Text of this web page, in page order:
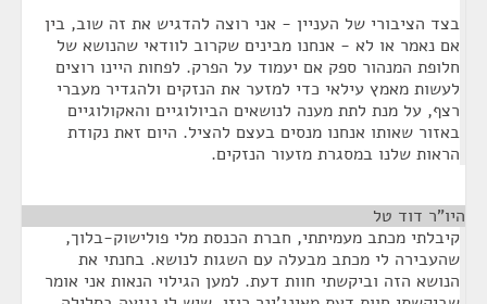
בצד הציבורי של העניין - אני רוצה להדגיש את זה שוב, בין
אם נאמר או לא - אנחנו מבינים שקרוב לוודאי שהנושא של
חלופת המנהור ספק אם יעמוד על הפרק. לפחות היינו רוצים
לעשות מאמץ עילאי כדי למזער את הנזקים ולהגדיר מעברי
רצף, על מנת לתת מענה לנושאים הביולוגיים והאקולוגיים
באזור שאותו אנחנו מנסים בעצם להציל. היום זאת נקודת
הראות שלנו במסגרת מזעור הנזקים.
היו"ר דוד טל
קיבלתי מכתב מעמיתתי, חברת הכנסת מלי פולישוק-בלוך,
שהעבירה לי מכתב מבעלה עם השגות לנושא. בחנתי את
הנושא הזה וביקשתי חוות דעת. למען הגילוי הנאות אני אומר